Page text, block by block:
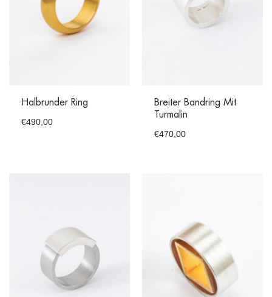
Halbrunder Ring
€490,00
Breiter Bandring Mit
Turmalin
€470,00